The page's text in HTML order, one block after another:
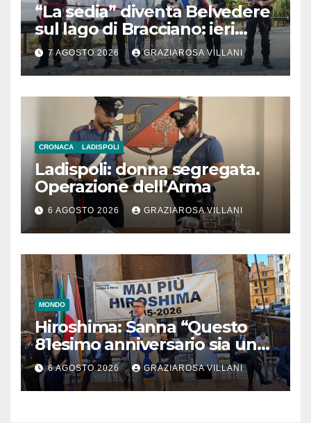
“La sedia” diventa Belvedere
sul lago di Bracciano: ieri
l’inaugurazione
7 AGOSTO 2026 GRAZIAROSA VILLANI
CRONACA LADISPOLI
Ladispoli: donna segregata.
Operazione dell’Arma
6 AGOSTO 2026 GRAZIAROSA VILLANI
MONDO
Hiroshima: Sanna “Questo
81esimo anniversario sia un
monito per tutti”
6 AGOSTO 2026 GRAZIAROSA VILLANI